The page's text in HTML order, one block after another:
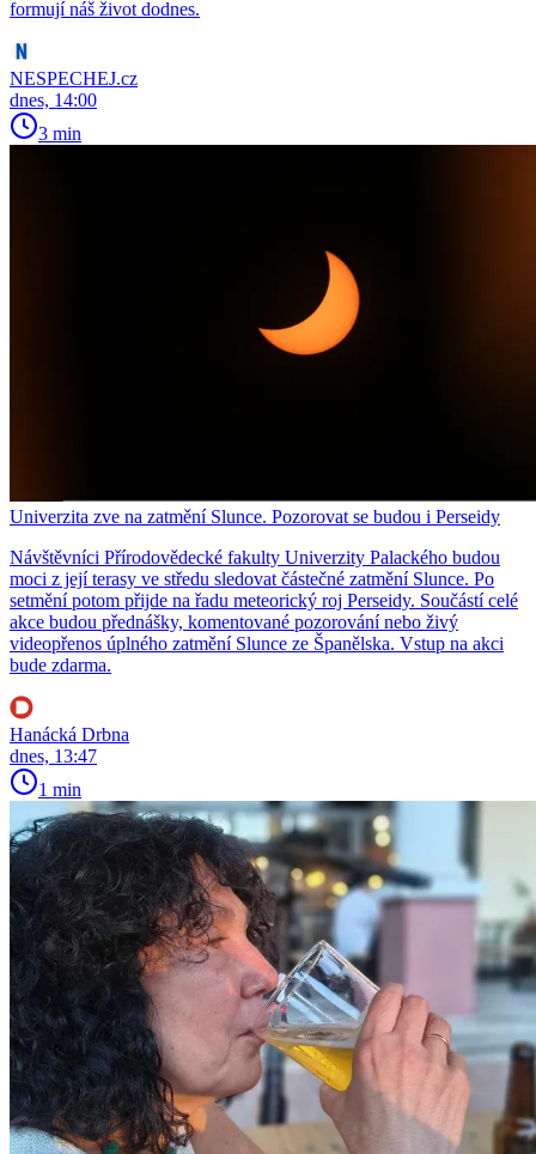
formují náš život dodnes.
NESPECHEJ.cz
dnes, 14:00
3 min
Univerzita zve na zatmění Slunce. Pozorovat se budou i Perseidy
Návštěvníci Přírodovědecké fakulty Univerzity Palackého budou
moci z její terasy ve středu sledovat částečné zatmění Slunce. Po
setmění potom přijde na řadu meteorický roj Perseidy. Součástí celé
akce budou přednášky, komentované pozorování nebo živý
videopřenos úplného zatmění Slunce ze Španělska. Vstup na akci
bude zdarma.
Hanácká Drbna
dnes, 13:47
1 min